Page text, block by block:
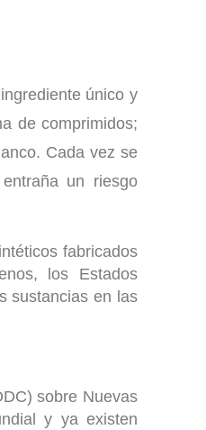
único y
de comprimidos;
Cada vez se
un riesgo
fabricados
los Estados
sustancias en las
sobre Nuevas
y ya existen